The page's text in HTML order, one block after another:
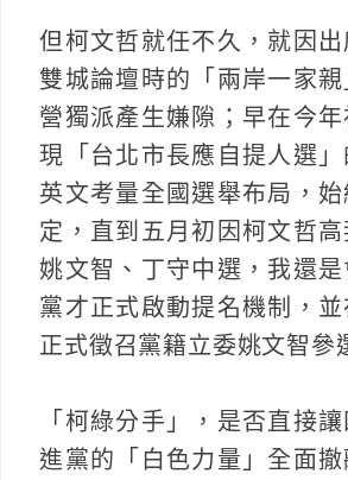
但柯文哲就任不久，就因
雙城論壇時的「兩岸一家
營獨派產生嫌隙；早在今
現「台北市長應自提人選
英文考量全國選舉布局，
定，直到五月初因柯文哲
姚文智、丁守中選，我還
黨才正式啟動提名機制，並
正式徵召黨籍立委姚文智參
「柯綠分手」，是否直接
進黨的「白色力量」全面